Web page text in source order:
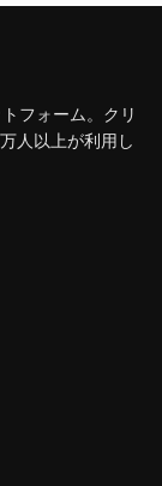
フォーム。クリ
人以上が利用し